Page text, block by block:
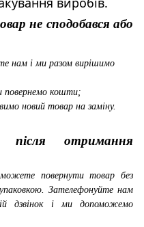
не сподобався або
нам і ми разом вирішимо
повернемо кошти;
новий товар на заміну.
отримання
повернути товар без
Зателефонуйте нам
дзвінок і ми допоможемо